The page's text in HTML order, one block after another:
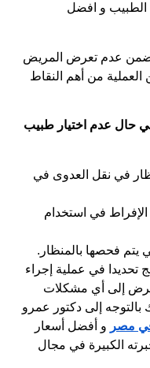
الطبيب و افضل
تضمن عدم تعرض المريض
العملية من أهم النقاط
حال عدم اختيار طبيب
في نقل العدوى في
في استخدام
فحصها بالمنظار.
تحديدا في عملية إجراء
إلى أي مشكلات
إلى دكتور عمرو
مصر و أفضل أسعار
الكبيرة في مجال